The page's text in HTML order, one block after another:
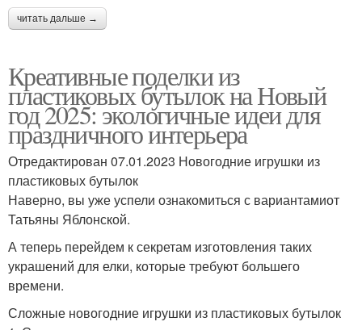
читать дальше →
Креативные поделки из
пластиковых бутылок на Новый
год 2025: экологичные идеи для
праздничного интерьера
Отредактирован 07.01.2023 Новогодние игрушки из
пластиковых бутылок
Наверно, вы уже успели ознакомиться с вариантамиот
Татьяны Яблонской.
А теперь перейдем к секретам изготовления таких
украшений для елки, которые требуют большего
времени.
Сложные новогодние игрушки из пластиковых бутылок